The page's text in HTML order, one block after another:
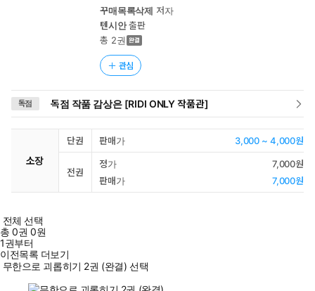
꾸매목록삭제 저자
텐시안출판
총 2권
관심
독점 독점 작품 감상은 [RIDI ONLY 작품관]
소장
단권 판매가 3,000 ~ 4,000원
전권
정가
7,000원
판매가
7,000원
전체 선택
총0권 0원
1권부터
이전목록 더보기
무한으로 괴롭히기 2권 (완결) 선택